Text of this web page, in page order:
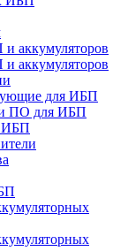
аккумуляторов
аккумуляторов
для ИБП
и ПО для ИБП
ИБП